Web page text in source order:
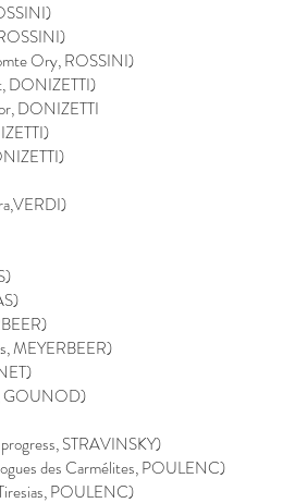
Ory, ROSSINI)
DONIZETTI)
DONIZETTI
MEYERBEER)
GOUNOD)
STRAVINSKY)
des Carmélites, POULENC)​
POULENC)